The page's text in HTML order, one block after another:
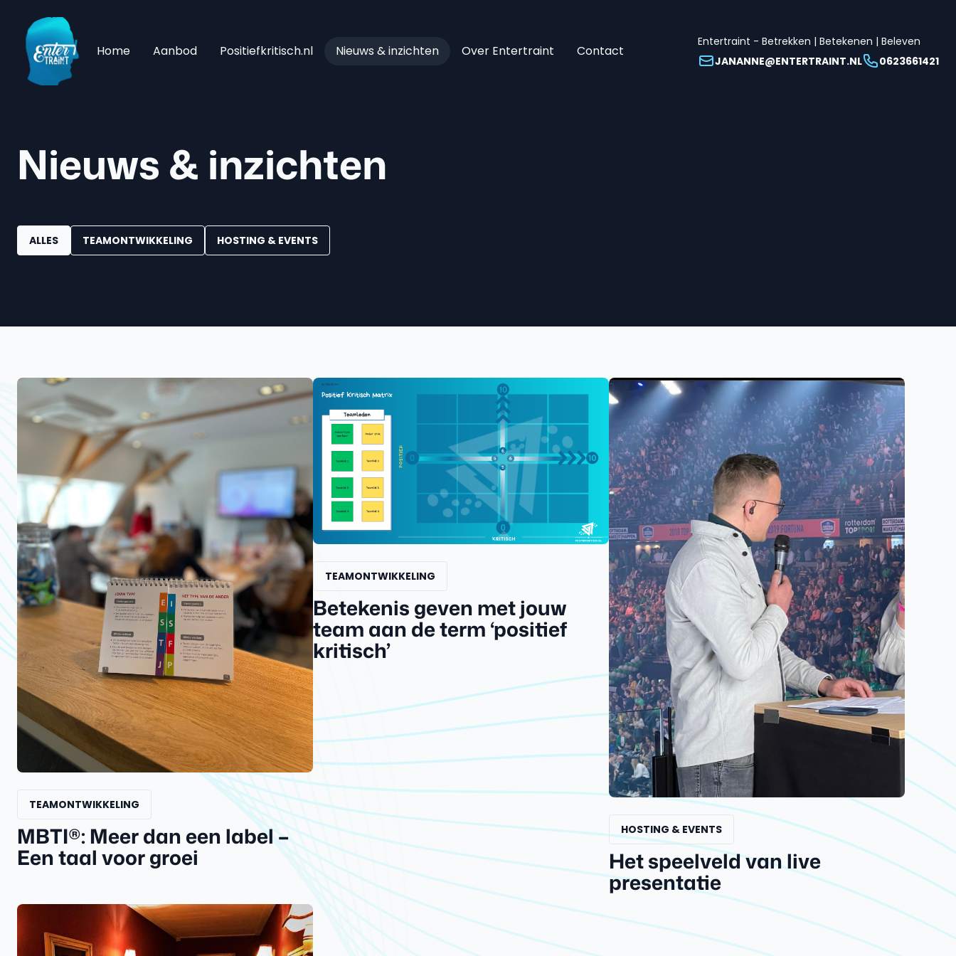
Home Aanbod Positiefkritisch.nl Nieuws & inzichten Over Entertraint Contact
Entertraint - Betrekken | Betekenen | Beleven
JANANNE@ENTERTRAINT.NL
0623661421
Nieuws & inzichten
ALLES TEAMONTWIKKELING HOSTING & EVENTS
TEAMONTWIKKELING
MBTI®: Meer dan een label –
Een taal voor groei
TEAMONTWIKKELING
Betekenis geven met jouw
team aan de term ‘positief
kritisch’
HOSTING & EVENTS
Het speelveld van live
presentatie